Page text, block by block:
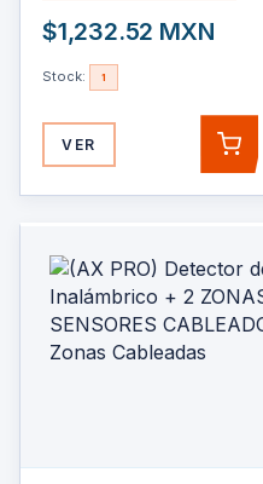
$1,232.52 MXN
Stock: 1
VER